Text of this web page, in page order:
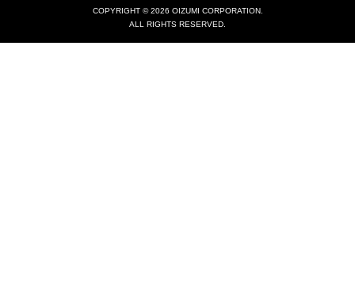
COPYRIGHT © 2026 OIZUMI CORPORATION.
ALL RIGHTS RESERVED.